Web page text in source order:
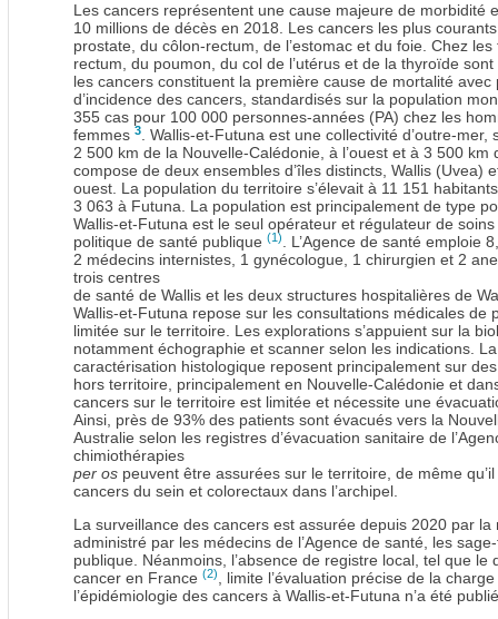
Les cancers représentent une cause majeure de morbidité
10 millions de décès en 2018. Les cancers les plus
prostate, du côlon-rectum, de l’estomac et du foie. Chez
rectum, du poumon, du col de l’utérus et de la thyroïde
les cancers constituent la première cause de mortalité
d’incidence des cancers, standardisés sur la population
355 cas pour 100 000 personnes-années (PA) chez les
femmes 3
. Wallis-et-Futuna est une collectivité d’outre-
2 500 km de la Nouvelle-Calédonie, à l’ouest et à 3 500 km
compose de deux ensembles d’îles distincts, Wallis (Uvea)
ouest. La population du territoire s’élevait à 11 151
3 063 à Futuna. La population est principalement de type
Wallis-et-Futuna est le seul opérateur et régulateur de
politique de santé publique (1)
. L’Agence de santé
2 médecins internistes, 1 gynécologue, 1 chirurgien et 2
trois centres
de santé de Wallis et les deux structures hospitalières de
Wallis-et-Futuna repose sur les consultations médicales de
limitée sur le territoire. Les explorations s’appuient sur la
notamment échographie et scanner selon les indications.
caractérisation histologique reposent principalement sur
hors territoire, principalement en Nouvelle-Calédonie et
cancers sur le territoire est limitée et nécessite une
Ainsi, près de 93% des patients sont évacués vers la
Australie selon les registres d’évacuation sanitaire de
chimiothérapies
per os peuvent être assurées sur le territoire, de même
cancers du sein et colorectaux dans l’archipel.
La surveillance des cancers est assurée depuis 2020 par la
administré par les médecins de l’Agence de santé, les
publique. Néanmoins, l’absence de registre local, tel que
cancer en France (2)
, limite l’évaluation précise de la
l’épidémiologie des cancers à Wallis-et-Futuna n’a été